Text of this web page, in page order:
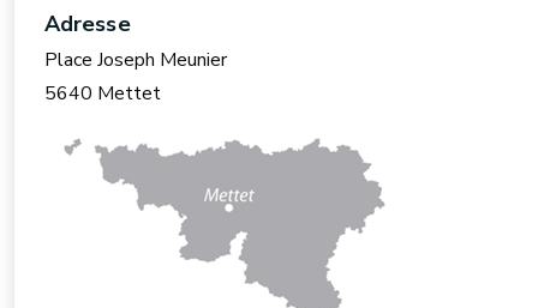
Adresse
Place Joseph Meunier
5640 Mettet